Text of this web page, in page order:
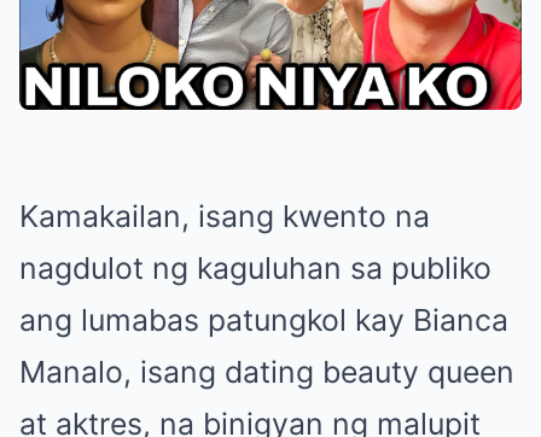
Kamakailan, isang kwento na
nagdulot ng kaguluhan sa publiko
ang lumabas patungkol kay Bianca
Manalo, isang dating beauty queen
at aktres, na binigyan ng malupit